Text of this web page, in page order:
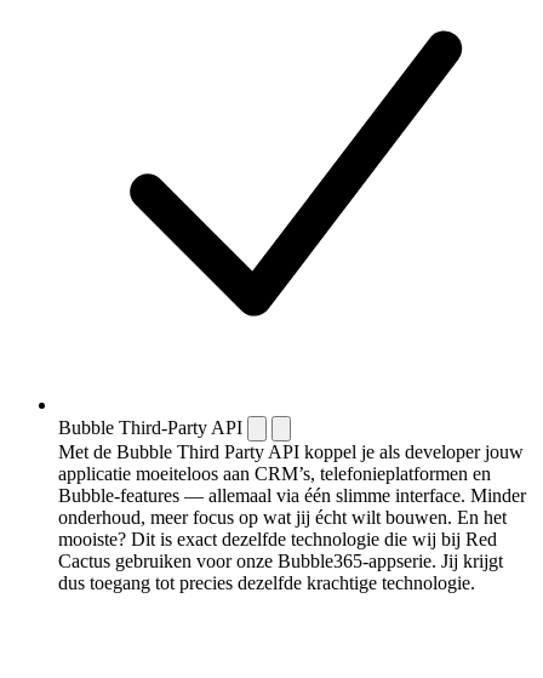
Bubble Third-Party API
Met de Bubble Third Party API koppel je als developer jouw
applicatie moeiteloos aan CRM’s, telefonieplatformen en
Bubble-features — allemaal via één slimme interface. Minder
onderhoud, meer focus op wat jij écht wilt bouwen. En het
mooiste? Dit is exact dezelfde technologie die wij bij Red
Cactus gebruiken voor onze Bubble365-appserie. Jij krijgt
dus toegang tot precies dezelfde krachtige technologie.